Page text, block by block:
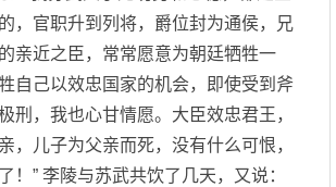
，官职升到列将，爵位封为通侯，兄
亲近之臣，常常愿意为朝廷牺牲一
自己以效忠国家的机会，即使受到斧
刑，我也心甘情愿。大臣效忠君王，
，儿子为父亲而死，没有什么可恨，
！” 李陵与苏武共饮了几天，又说：